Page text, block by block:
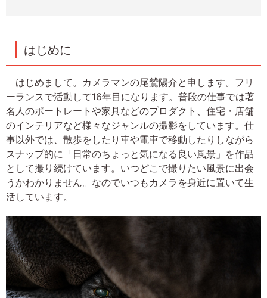
はじめに
はじめまして。カメラマンの尾鷲陽介と申します。フリ
ーランスで活動して16年目になります。普段の仕事では著
名人のポートレートや家具などのプロダクト、住宅・店舗
のインテリアなど様々なジャンルの撮影をしています。仕
事以外では、散歩をしたり車や電車で移動したりしながら
スナップ的に「日常のちょっと気になる良い風景」を作品
として撮り続けています。いつどこで撮りたい風景に出会
うかわかりません。なのでいつもカメラを身近に置いて生
活しています。